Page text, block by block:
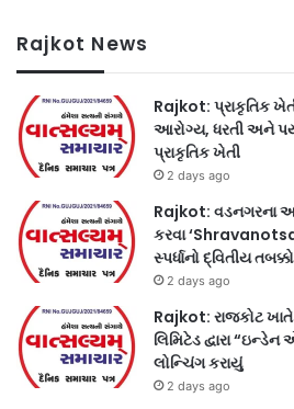
Rajkot News
Rajkot: પ્રાકૃતિક
આરોગ્ય, ધરતી અને
પ્રાકૃતિક ખેતી
2 days ago
Rajkot: વડનગરના
કરવા
સ્પર્ધાનો દ્વિતીય
2 days ago
Rajkot: રાજકોટ
લિમિટેડ દ્વારા
લોન્ચિંગ કરાયું
2 days ago